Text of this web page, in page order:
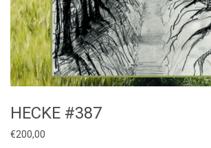
HECKE #387
€200,00